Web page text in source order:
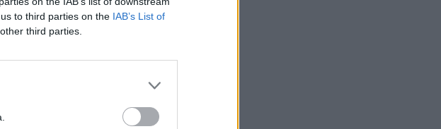
to third parties on the IAB’s List of
third parties.
intézkedései elleni
elfogyott a benzin a franciáknál a
kúton nem lehet tankolni....